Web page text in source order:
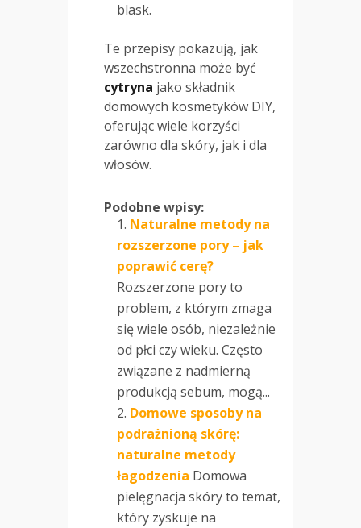
blask.
Te przepisy pokazują, jak
wszechstronna może być
cytryna jako składnik
domowych kosmetyków DIY,
oferując wiele korzyści
zarówno dla skóry, jak i dla
włosów.
Podobne wpisy:
Naturalne metody na
rozszerzone pory – jak
poprawić cerę?
Rozszerzone pory to
problem, z którym zmaga
się wiele osób, niezależnie
od płci czy wieku. Często
związane z nadmierną
produkcją sebum, mogą...
Domowe sposoby na
podrażnioną skórę:
naturalne metody
łagodzenia Domowa
pielęgnacja skóry to temat,
który zyskuje na